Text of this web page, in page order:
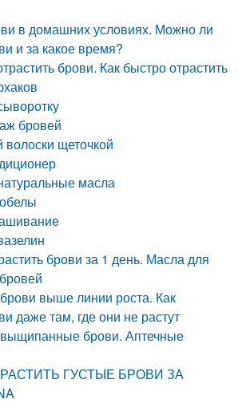
в домашних условиях. Можно ли
и за какое время?
брови. Как быстро отрастить
бровей
щеточкой
масла
брови за 1 день. Масла для
брови выше линии роста. Как
даже там, где они не растут
выщипанные брови. Аптечные
ГУСТЫЕ БРОВИ ЗА